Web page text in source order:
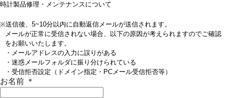
時計製品修理・メンテナンスについて
※送信後、5~10分以内に自動返信メールが送信されます。
メールが正常に受信されない場合、以下の原因が考えられますのでご確認
をお願いいたします。
・メールアドレスの入力に誤りがある
・迷惑メールフォルダに振り分けられている
・受信拒否設定（ドメイン指定・PCメール受信拒否等）
お名前 ＊